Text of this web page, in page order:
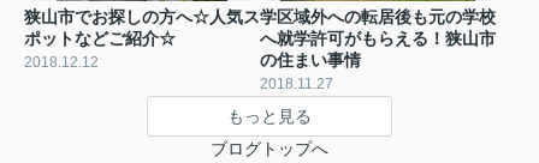
狭山市でお探しの方へ☆人気ス
ポットなどご紹介☆
2018.12.12
学区域外への転居後も元の学校
へ就学許可がもらえる！狭山市
の住まい事情
2018.11.27
もっと見る
ブログトップへ